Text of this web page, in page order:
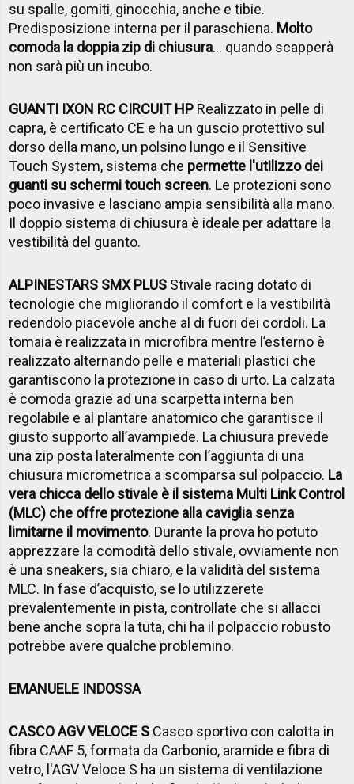
su spalle, gomiti, ginocchia, anche e tibie.
Predisposizione interna per il paraschiena. Molto
comoda la doppia zip di chiusura... quando scapperà
non sarà più un incubo.
GUANTI IXON RC CIRCUIT HP Realizzato in pelle di
capra, è certificato CE e ha un guscio protettivo sul
dorso della mano, un polsino lungo e il Sensitive
Touch System, sistema che permette l'utilizzo dei
guanti su schermi touch screen. Le protezioni sono
poco invasive e lasciano ampia sensibilità alla mano.
Il doppio sistema di chiusura è ideale per adattare la
vestibilità del guanto.
ALPINESTARS SMX PLUS Stivale racing dotato di
tecnologie che migliorando il comfort e la vestibilità
redendolo piacevole anche al di fuori dei cordoli. La
tomaia è realizzata in microfibra mentre l’esterno è
realizzato alternando pelle e materiali plastici che
garantiscono la protezione in caso di urto. La calzata
è comoda grazie ad una scarpetta interna ben
regolabile e al plantare anatomico che garantisce il
giusto supporto all’avampiede. La chiusura prevede
una zip posta lateralmente con l’aggiunta di una
chiusura micrometrica a scomparsa sul polpaccio. La
vera chicca dello stivale è il sistema Multi Link Control
(MLC) che offre protezione alla caviglia senza
limitarne il movimento. Durante la prova ho potuto
apprezzare la comodità dello stivale, ovviamente non
è una sneakers, sia chiaro, e la validità del sistema
MLC. In fase d’acquisto, se lo utilizzerete
prevalentemente in pista, controllate che si allacci
bene anche sopra la tuta, chi ha il polpaccio robusto
potrebbe avere qualche problemino.
EMANUELE INDOSSA
CASCO AGV VELOCE S Casco sportivo con calotta in
fibra CAAF 5, formata da Carbonio, aramide e fibra di
vetro, l'AGV Veloce S ha un sistema di ventilazione